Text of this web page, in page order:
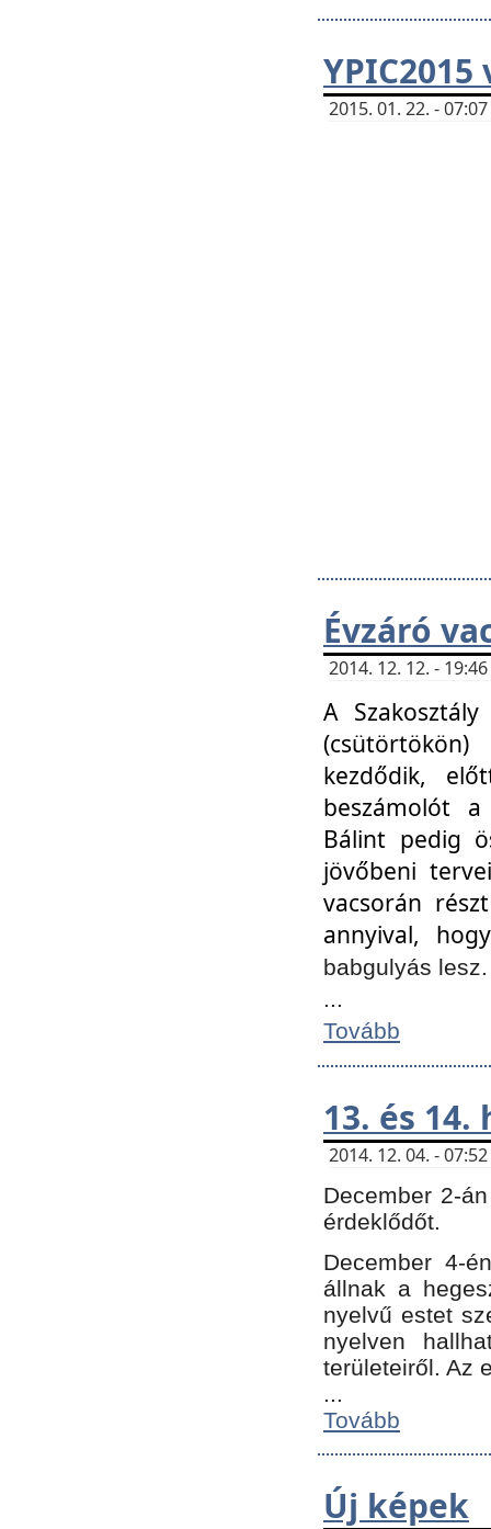
YPIC2015
2015. 01. 22. -
Évzáró
2014. 12. 12. -
A
kezdődik,
beszámolót
Bálint pedig
jövőbeni
vacsorán
annyival,
babgulyás
...
Tovább
13. és
2014. 12. 04. -
December 2-
érdeklődőt.
December 4-
állnak a
nyelvű estet
nyelven
területeiről. Az
...
Tovább
Új képek